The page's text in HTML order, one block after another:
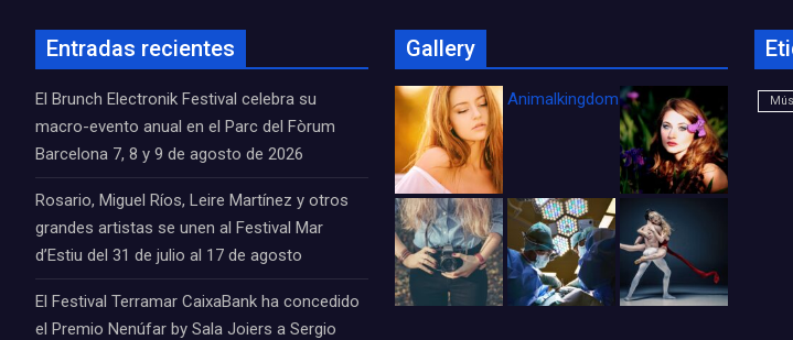
Entradas recientes
El Brunch Electronik Festival celebra su
macro-evento anual en el Parc del Fòrum
Barcelona 7, 8 y 9 de agosto de 2026
Rosario, Miguel Ríos, Leire Martínez y otros
grandes artistas se unen al Festival Mar
d’Estiu del 31 de julio al 17 de agosto
El Festival Terramar CaixaBank ha concedido
el Premio Nenúfar by Sala Joiers a Sergio
Gallery
Animalkingdom_FichaCine